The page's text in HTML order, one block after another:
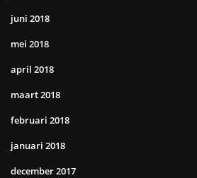
juni 2018
mei 2018
april 2018
maart 2018
februari 2018
januari 2018
december 2017